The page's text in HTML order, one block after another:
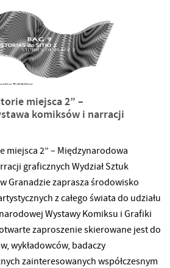
opowiedzą o swoich praktykach
i tematy warto podejmować
kryzysu klimatycznego. Wydarzenie
miejsca 2” –
komiksów i narracji
miejsca 2” – Międzynarodowa
graficznych Wydział Sztuk
Granadzie zaprasza środowisko
z całego świata do udziału
Wystawy Komiksu i Grafiki
zaproszenie skierowane jest do
wykładowców, badaczy
zainteresowanych współczesnym